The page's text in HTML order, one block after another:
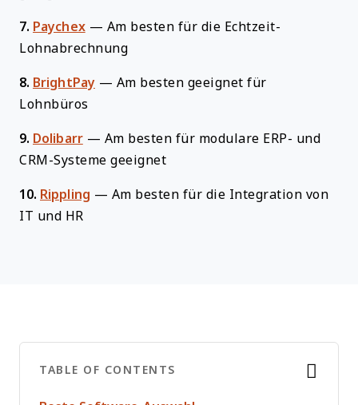
7. Paychex — Am besten für die Echtzeit-
Lohnabrechnung
8. BrightPay — Am besten geeignet für
Lohnbüros
9. Dolibarr — Am besten für modulare ERP- und
CRM-Systeme geeignet
10. Rippling — Am besten für die Integration von
IT und HR
TABLE OF CONTENTS